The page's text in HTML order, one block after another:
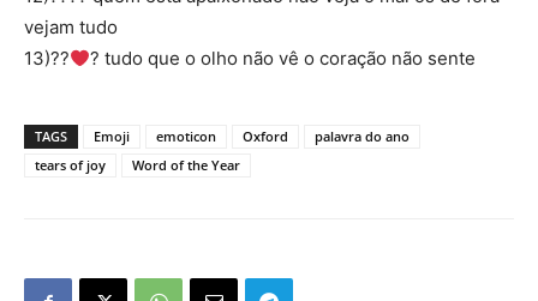
vejam tudo
13)??
? tudo que o olho não vê o coração não sente
TAGS Emoji emoticon Oxford
palavra do ano
tears of joy
Word of the Year